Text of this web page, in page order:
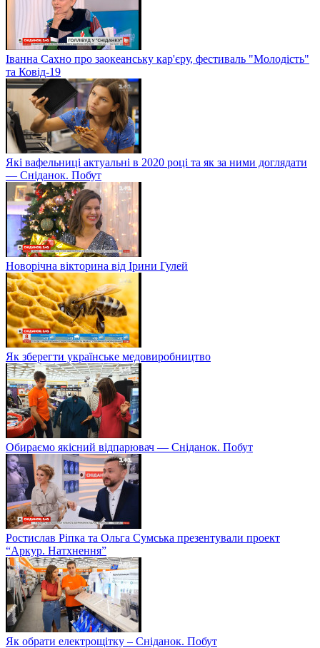
Іванна Сахно про заокеанську кар'єру, фестиваль "Молодість"
та Ковід-19
Які вафельниці актуальні в 2020 році та як за ними доглядати
— Сніданок. Побут
Новорічна вікторина від Ірини Гулей
Як зберегти українське медовиробництво
Обираємо якісний відпарювач — Сніданок. Побут
Ростислав Ріпка та Ольга Сумська презентували проект
“Аркур. Натхнення”
Як обрати електрощітку – Сніданок. Побут